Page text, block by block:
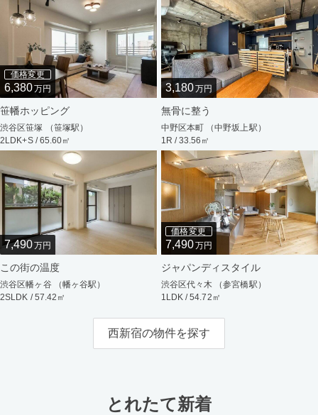
価格変更
6,380万円
笹幡ホッピング
渋谷区笹塚 （笹塚駅）
2LDK+S / 65.60㎡
3,180万円
無骨に整う
中野区本町 （中野坂上駅）
1R / 33.56㎡
7,490万円
この街の温度
渋谷区幡ヶ谷 （幡ヶ谷駅）
2SLDK / 57.42㎡
価格変更
7,490万円
ジャパンディスタイル
渋谷区代々木 （参宮橋駅）
1LDK / 54.72㎡
西新宿の物件を探す
とれたて新着